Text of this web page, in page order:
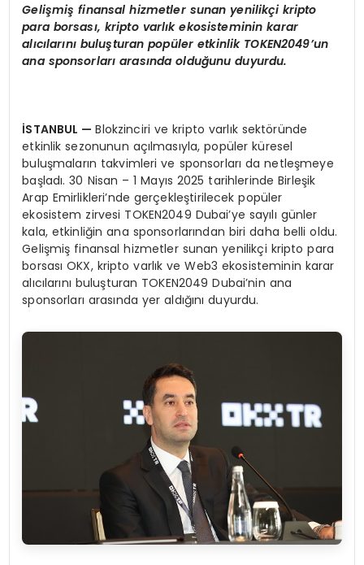
Gelişmiş finansal hizmetler sunan yenilikçi kripto
para borsası, kripto varlık ekosisteminin karar
alıcılarını buluşturan popüler etkinlik TOKEN2049’un
ana sponsorları arasında olduğunu duyurdu.
İSTANBUL —Blokzinciri ve kripto varlık sektöründe
etkinlik sezonunun açılmasıyla, popüler küresel
buluşmaların takvimleri ve sponsorları da netleşmeye
başladı. 30 Nisan – 1 Mayıs 2025 tarihlerinde Birleşik
Arap Emirlikleri’nde gerçekleştirilecek popüler
ekosistem zirvesi TOKEN2049 Dubai’ye sayılı günler
kala, etkinliğin ana sponsorlarından biri daha belli oldu.
Gelişmiş finansal hizmetler sunan yenilikçi kripto para
borsası OKX, kripto varlık ve Web3 ekosisteminin karar
alıcılarını buluşturan TOKEN2049 Dubai’nin ana
sponsorları arasında yer aldığını duyurdu.